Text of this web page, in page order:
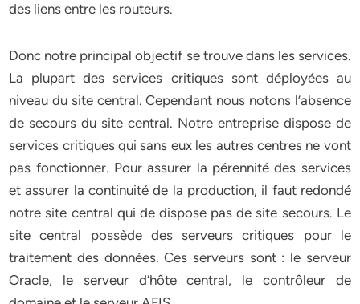
des liens entre les routeurs.
Donc notre principal objectif se trouve dans les services.
La plupart des services critiques sont déployées au
niveau du site central. Cependant nous notons l’absence
de secours du site central. Notre entreprise dispose de
services critiques qui sans eux les autres centres ne vont
pas fonctionner. Pour assurer la pérennité des services
et assurer la continuité de la production, il faut redondé
notre site central qui de dispose pas de site secours. Le
site central possède des serveurs critiques pour le
traitement des données. Ces serveurs sont : le serveur
Oracle, le serveur d’hôte central, le contrôleur de